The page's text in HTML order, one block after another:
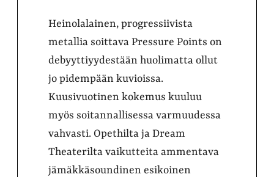
Heinolalainen, progressiivista
metallia soittava Pressure Points on
debyyttiyydestään huolimatta ollut
jo pidempään kuvioissa.
Kuusivuotinen kokemus kuuluu
myös soitannallisessa varmuudessa
vahvasti. Opethilta ja Dream
Theaterilta vaikutteita ammentava
jämäkkäsoundinen esikoinen